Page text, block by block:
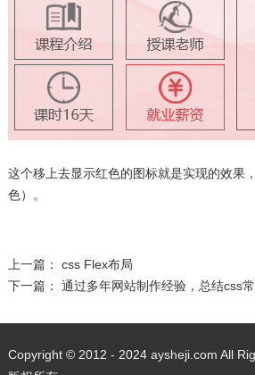
这个移上去显示红色的图标就是实现的效果
色）。
上一篇：
css Flex布局
下一篇：
通过多年网站制作经验，总结css
Copyright © 2012 - 2024 aysheji.com All